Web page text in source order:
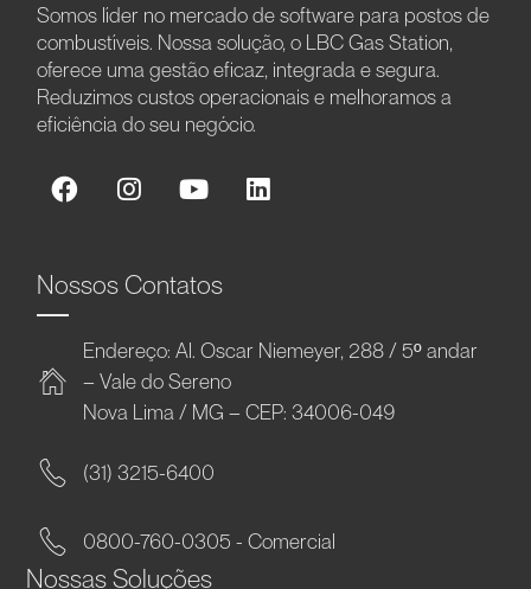
Somos líder no mercado de software para postos de
combustíveis. Nossa solução, o LBC Gas Station,
oferece uma gestão eficaz, integrada e segura.
Reduzimos custos operacionais e melhoramos a
eficiência do seu negócio.
Nossos Contatos
Endereço: Al. Oscar Niemeyer, 288 / 5º andar
– Vale do Sereno
Nova Lima / MG – CEP: 34006-049
(31) 3215-6400
0800-760-0305 - Comercial
Nossas Soluções